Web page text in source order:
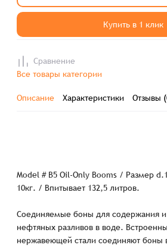
Купить в 1 клик
Сравнение
Все товары категории
Описание Характеристики Отзывы
Model # B5 Oil-Only Booms / Размер
10кг. / Впитывает 132,5 литров.
Соединяемые боны для содержания
нефтяных разливов в воде.
нержавеющей стали соединяют боны